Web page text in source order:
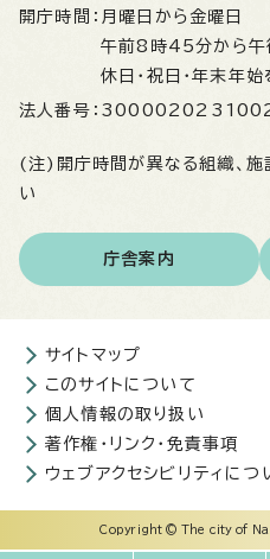
開庁時間： 月曜日から金曜日
午前8時45分から午
休日・祝日・年末年始
法人番号：
(注)開庁時間が異なる組織、施
い
庁舎案内
サイトマップ
このサイトについて
個人情報の取り扱い
著作権・リンク・免責事項
ウェブアクセシビリティにつ
Copyright © The city of